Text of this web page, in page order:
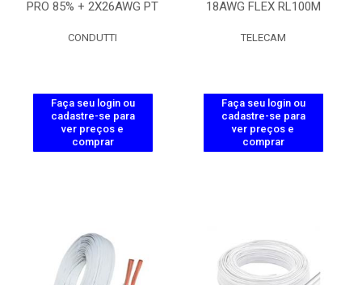
PRO 85% + 2X26AWG PT
CONDUTTI
Faça seu login ou
cadastre-se para
ver preços e
comprar
18AWG FLEX RL100M
TELECAM
Faça seu login ou
cadastre-se para
ver preços e
comprar